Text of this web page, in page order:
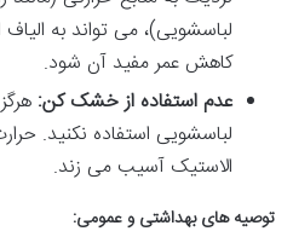
لباسشویی)، می تواند به
کاهش عمر مفید آن شود.
عدم استفاده از خشک کن:
لباسشویی استفاده نکنید.
الاستیک آسیب می زند.
توصیه های بهداشتی و عمومی: